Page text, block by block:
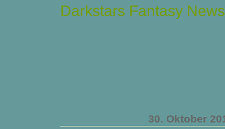
Darkstars Fantasy News
30. Oktober